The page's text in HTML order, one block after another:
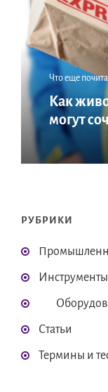
Что еще
Как
могут
РУБРИКИ
Инструменты
Статьи
Термины и